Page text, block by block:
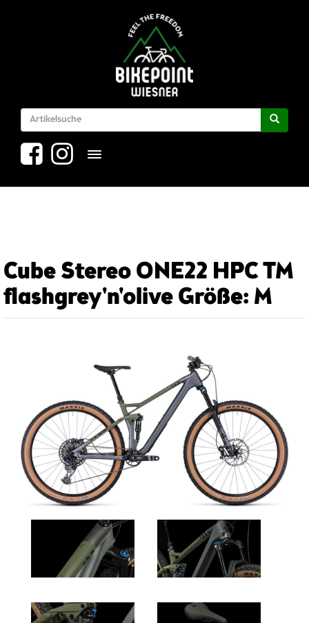
Toggle navigation
Cube Stereo ONE22 HPC TM
flashgrey'n'olive Größe: M